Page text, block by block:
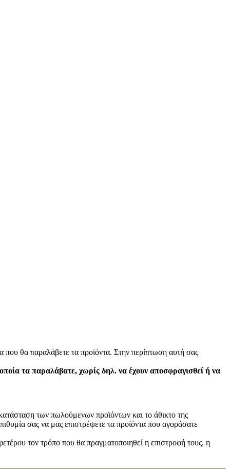
που θα παραλάβετε τα προϊόντα. Στην περίπτωση αυτή σας
τα παραλάβατε, χωρίς δηλ. να έχουν αποσφραγισθεί ή να
των πωλούμενων προϊόντων και το άθικτο της
σας να μας επιστρέψετε τα προϊόντα που αγοράσατε
τον τρόπο που θα πραγματοποιηθεί η επιστροφή τους, η